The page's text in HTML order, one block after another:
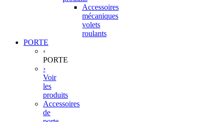
Accessoires
mécaniques
volets
roulants
PORTE
‹
PORTE
›
Voir
les
produits
Accessoires
de